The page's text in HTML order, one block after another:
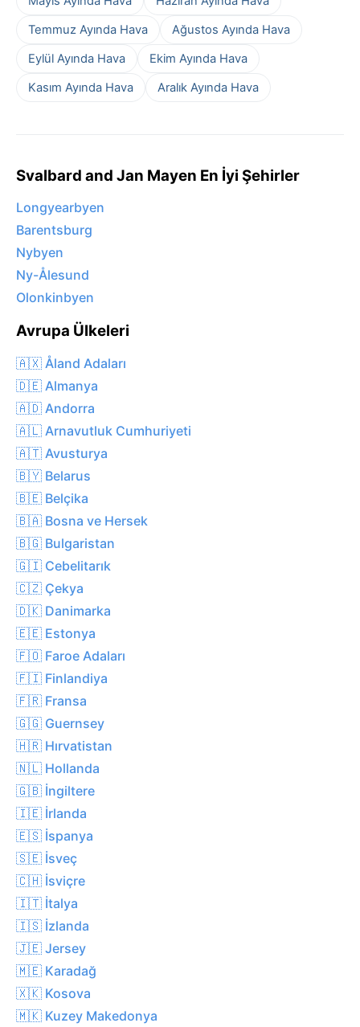
Temmuz Ayında Hava
Ağustos Ayında Hava
Eylül Ayında Hava
Ekim Ayında Hava
Kasım Ayında Hava
Aralık Ayında Hava
Svalbard and Jan Mayen En İyi Şehirler
Longyearbyen
Barentsburg
Nybyen
Ny-Ålesund
Olonkinbyen
Avrupa Ülkeleri
🇦🇽 Åland Adaları
🇩🇪 Almanya
🇦🇩 Andorra
🇦🇱 Arnavutluk Cumhuriyeti
🇦🇹 Avusturya
🇧🇾 Belarus
🇧🇪 Belçika
🇧🇦 Bosna ve Hersek
🇧🇬 Bulgaristan
🇬🇮 Cebelitarık
🇨🇿 Çekya
🇩🇰 Danimarka
🇪🇪 Estonya
🇫🇴 Faroe Adaları
🇫🇮 Finlandiya
🇫🇷 Fransa
🇬🇬 Guernsey
🇭🇷 Hırvatistan
🇳🇱 Hollanda
🇬🇧 İngiltere
🇮🇪 İrlanda
🇪🇸 İspanya
🇸🇪 İsveç
🇨🇭 İsviçre
🇮🇹 İtalya
🇮🇸 İzlanda
🇯🇪 Jersey
🇲🇪 Karadağ
🇽🇰 Kosova
🇲🇰 Kuzey Makedonya